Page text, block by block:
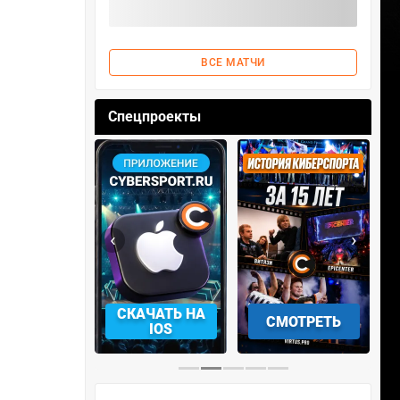
ВСЕ МАТЧИ
Спецпроекты
СКАЧАТЬ НА
IOS
СМОТРЕТЬ
‹ ›